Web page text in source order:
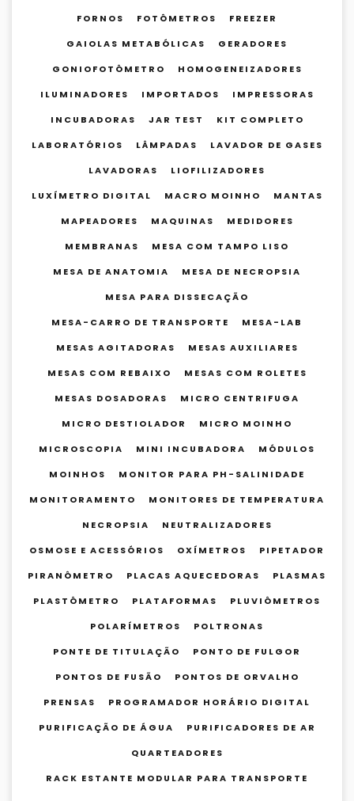
FORNOS FOTÔMETROS FREEZER
GAIOLAS METABÓLICAS GERADORES
GONIOFOTÔMETRO HOMOGENEIZADORES
ILUMINADORES IMPORTADOS IMPRESSORAS
INCUBADORAS JAR TEST KIT COMPLETO
LABORATÓRIOS LÂMPADAS LAVADOR DE GASES
LAVADORAS LIOFILIZADORES
LUXÍMETRO DIGITAL MACRO MOINHO MANTAS
MAPEADORES MAQUINAS MEDIDORES
MEMBRANAS MESA COM TAMPO LISO
MESA DE ANATOMIA MESA DE NECROPSIA
MESA PARA DISSECAÇÃO
MESA-CARRO DE TRANSPORTE MESA-LAB
MESAS AGITADORAS MESAS AUXILIARES
MESAS COM REBAIXO MESAS COM ROLETES
MESAS DOSADORAS MICRO CENTRIFUGA
MICRO DESTIOLADOR MICRO MOINHO
MICROSCOPIA MINI INCUBADORA MÓDULOS
MOINHOS MONITOR PARA PH-SALINIDADE
MONITORAMENTO MONITORES DE TEMPERATURA
NECROPSIA NEUTRALIZADORES
OSMOSE E ACESSÓRIOS OXÍMETROS PIPETADOR
PIRANÔMETRO PLACAS AQUECEDORAS PLASMAS
PLASTÔMETRO PLATAFORMAS PLUVIÔMETROS
POLARÍMETROS POLTRONAS
PONTE DE TITULAÇÃO PONTO DE FULGOR
PONTOS DE FUSÃO PONTOS DE ORVALHO
PRENSAS PROGRAMADOR HORÁRIO DIGITAL
PURIFICAÇÃO DE ÁGUA PURIFICADORES DE AR
QUARTEADORES
RACK ESTANTE MODULAR PARA TRANSPORTE